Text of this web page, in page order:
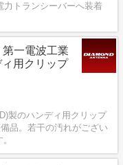
力トランシーバーへ装着
一電波工業
用クリップ
製のハンディ用クリップ
品。若干の汚れがござい